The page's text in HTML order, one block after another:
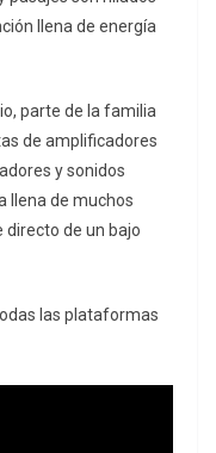
llena de energía
parte de la familia
de amplificadores
y sonidos
llena de muchos
directo de un bajo
las plataformas